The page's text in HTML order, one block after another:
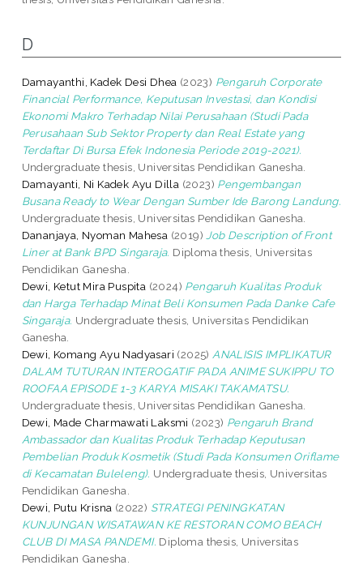
D
Damayanthi, Kadek Desi Dhea (2023) Pengaruh Corporate
Financial Performance, Keputusan Investasi, dan Kondisi
Ekonomi Makro Terhadap Nilai Perusahaan (Studi Pada
Perusahaan Sub Sektor Property dan Real Estate yang
Terdaftar Di Bursa Efek Indonesia Periode 2019-2021).
Undergraduate thesis, Universitas Pendidikan Ganesha.
Damayanti, Ni Kadek Ayu Dilla (2023) Pengembangan
Busana Ready to Wear Dengan Sumber Ide Barong Landung.
Undergraduate thesis, Universitas Pendidikan Ganesha.
Dananjaya, Nyoman Mahesa (2019) Job Description of Front
Liner at Bank BPD Singaraja. Diploma thesis, Universitas
Pendidikan Ganesha.
Dewi, Ketut Mira Puspita (2024) Pengaruh Kualitas Produk
dan Harga Terhadap Minat Beli Konsumen Pada Danke Cafe
Singaraja. Undergraduate thesis, Universitas Pendidikan
Ganesha.
Dewi, Komang Ayu Nadyasari (2025) ANALISIS IMPLIKATUR
DALAM TUTURAN INTEROGATIF PADA ANIME SUKIPPU TO
ROOFAA EPISODE 1-3 KARYA MISAKI TAKAMATSU.
Undergraduate thesis, Universitas Pendidikan Ganesha.
Dewi, Made Charmawati Laksmi (2023) Pengaruh Brand
Ambassador dan Kualitas Produk Terhadap Keputusan
Pembelian Produk Kosmetik (Studi Pada Konsumen Oriflame
di Kecamatan Buleleng). Undergraduate thesis, Universitas
Pendidikan Ganesha.
Dewi, Putu Krisna (2022) STRATEGI PENINGKATAN
KUNJUNGAN WISATAWAN KE RESTORAN COMO BEACH
CLUB DI MASA PANDEMI. Diploma thesis, Universitas
Pendidikan Ganesha.